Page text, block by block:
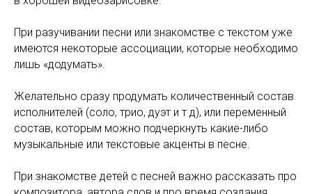
При разучивании песни или знакомстве с текстом уже
имеются некоторые ассоциации, которые необходимо
лишь «додумать».
Желательно сразу продумать количественный состав
исполнителей (соло, трио, дуэт и т д), или переменный
состав, которым можно подчеркнуть какие-либо
музыкальные или текстовые акценты в песне.
При знакомстве детей с песней важно рассказать про